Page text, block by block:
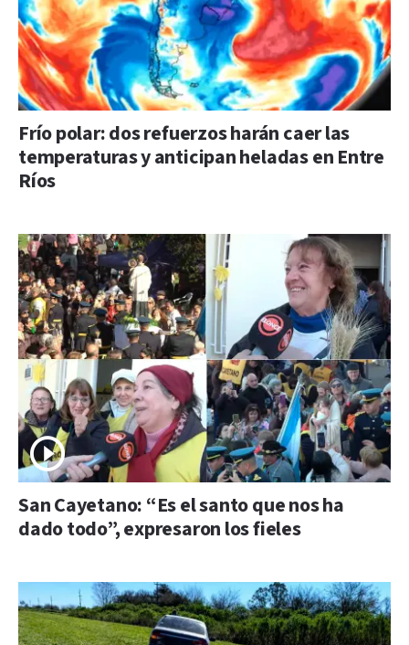
Frío polar: dos refuerzos harán caer las
temperaturas y anticipan heladas en Entre
Ríos
San Cayetano: “Es el santo que nos ha
dado todo”, expresaron los fieles